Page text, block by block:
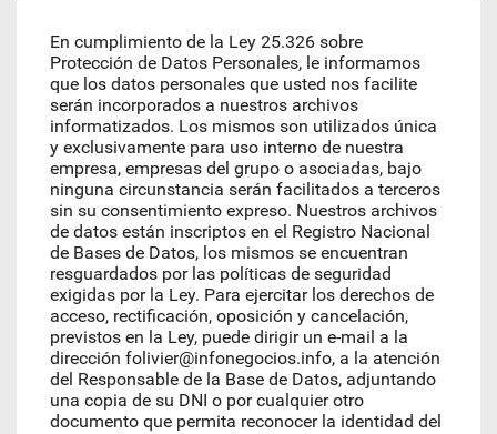
En cumplimiento de la Ley 25.326 sobre
Protección de Datos Personales, le informamos
que los datos personales que usted nos facilite
serán incorporados a nuestros archivos
informatizados. Los mismos son utilizados única
y exclusivamente para uso interno de nuestra
empresa, empresas del grupo o asociadas, bajo
ninguna circunstancia serán facilitados a terceros
sin su consentimiento expreso. Nuestros archivos
de datos están inscriptos en el Registro Nacional
de Bases de Datos, los mismos se encuentran
resguardados por las políticas de seguridad
exigidas por la Ley. Para ejercitar los derechos de
acceso, rectificación, oposición y cancelación,
previstos en la Ley, puede dirigir un e-mail a la
dirección folivier@infonegocios.info, a la atención
del Responsable de la Base de Datos, adjuntando
una copia de su DNI o por cualquier otro
documento que permita reconocer la identidad del